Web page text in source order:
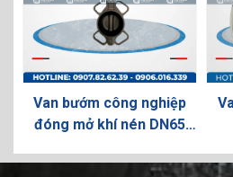
Van bướm công nghiệp
đóng mở khí nén DN65
bộ báo vị trí)